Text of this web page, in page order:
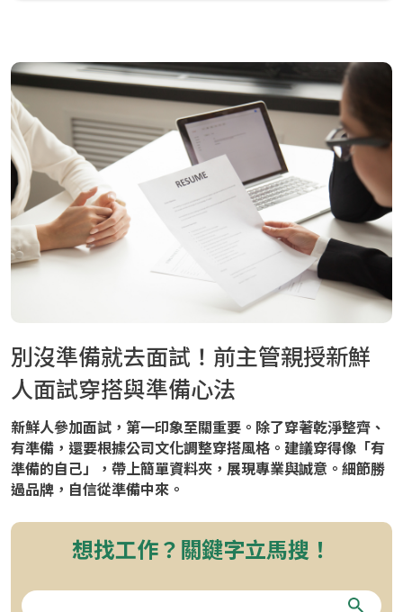
別沒準備就去面試！前主管親授新鮮
人面試穿搭與準備心法
新鮮人參加面試，第一印象至關重要。除了穿著乾淨整齊、
有準備，還要根據公司文化調整穿搭風格。建議穿得像「有
準備的自己」，帶上簡單資料夾，展現專業與誠意。細節勝
過品牌，自信從準備中來。
想找工作？關鍵字立馬搜！